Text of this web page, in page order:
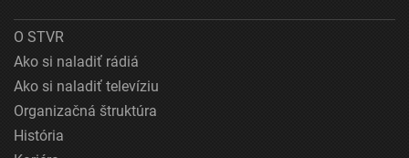
O STVR
Ako si naladiť rádiá
Ako si naladiť televíziu
Organizačná štruktúra
História